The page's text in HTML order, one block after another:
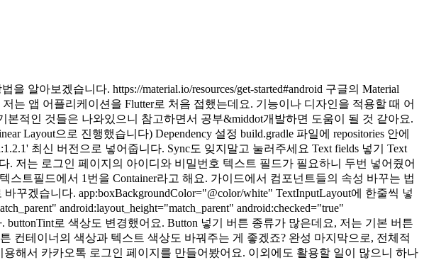
알아보겠습니다. https://material.io/resources/get-started#android 구글의 Material
는 앱 어플리케이션을 Flutter로 처음 접했는데요. 기능이나 디자인을 적용할 때 어
적인 것들은 나와있으니 참고하면서 공부&middot개발하면 도움이 될 것 같아요.
Layout으로 진행했습니다) Dependency 설정 build.gradle 파일에 repositories 안에
최신 버전으로 넣어줍니다. Sync도 잊지말고 눌러주세요 Text fields 넣기 Text
. 저는 로그인 페이지의 아이디와 비밀번호 텍스트 필드가 필요하니 두번 넣어줬어
트필드에서 1번을 Container라고 해요. 가이드에서 컴포넌트들의 속성 바꾸는 법
겠습니다. app:boxBackgroundColor="@color/white" TextInputLayout에 한줄씩 넣
android:layout_height="match_parent" android:checked="true"
buttonTint로 색상도 변경했어요. Button 넣기 버튼 종류가 많은데요, 저는 기본 버튼
컨테이너의 색상과 텍스트 색상도 바꿔주는 게 좋겠죠? 완성 마지막으로, 전체적
해서 카카오톡 로그인 페이지를 만들어봤어요. 이외에도 활용할 일이 많으니 하나